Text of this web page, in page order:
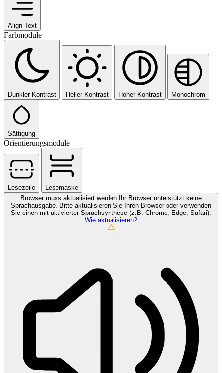
Align Text
Farbmodule
Dunkler Kontrast Heller Kontrast Hoher Kontrast Monochrom
Sättigung
Orientierungsmodule
Lesezeile
Lesemaske
Browser muss aktualisiert werden
Ihr Browser unterstützt keine
Sprachausgabe. Bitte aktualisieren Sie Ihren Browser oder verwenden
Sie einen mit aktivierter Sprachsynthese (z.B. Chrome, Edge, Safari).
Wie aktualisieren?